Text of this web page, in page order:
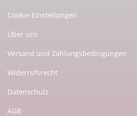
Cookie-Einstellungen
Über uns
Versand und Zahlungsbedingungen
Widerrufsrecht
Datenschutz
AGB